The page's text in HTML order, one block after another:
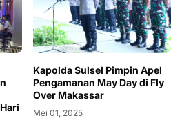
Kapolda Sulsel Pimpin Apel
Pengamanan May Day di Fly
Over Makassar
Mei 01, 2025